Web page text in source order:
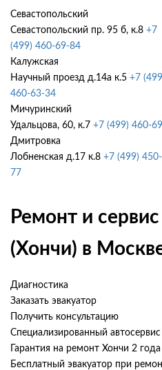
Севастопольский
Севастопольский пр. 95 б, к.8 +7
(499) 460-69-84
Калужская
Научный проезд д.14а к.5 +7
460-63-34
Мичуринский
Удальцова, 60, к.7 +7 (499) 460-
Дмитровка
Лобненская д.17 к.8 +7 (499)
77
Ремонт и
(Хончи) в
Диагностика
Заказать эвакуатор
Получить консультацию
Специализированный
Гарантия на ремонт Хончи 2 года
Бесплатный эвакуатор при